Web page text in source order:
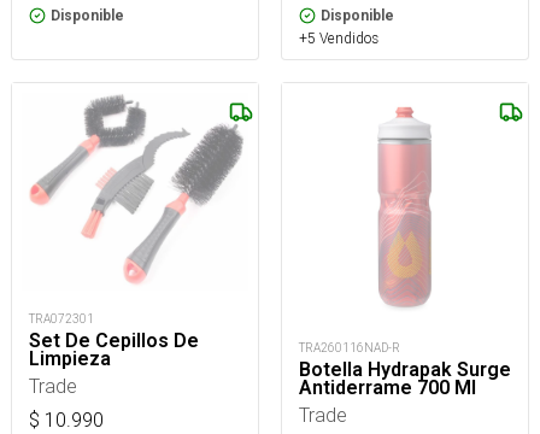
Disponible Disponible
+5 Vendidos
TRA072301
Set De Cepillos De
Limpieza
Trade
$ 10.990
TRA260116NAD-R
Botella Hydrapak Surge
Antiderrame 700 Ml
Trade